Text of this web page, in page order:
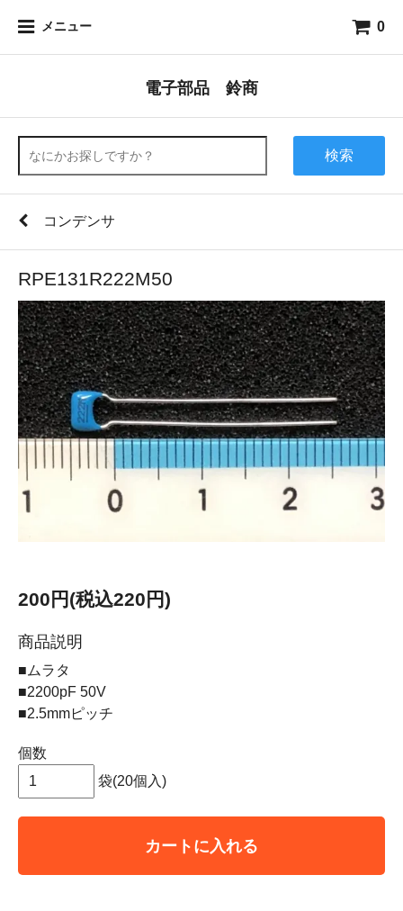
メニュー 0
電子部品 鈴商
検索
コンデンサ
RPE131R222M50
200円(税込220円)
商品説明
■ムラタ
■2200pF 50V
■2.5mmピッチ
個数
袋(20個入)
カートに入れる